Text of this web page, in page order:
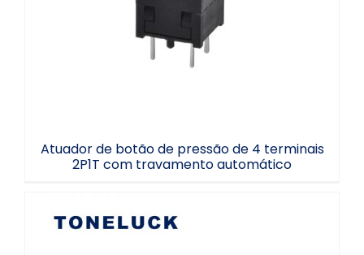
automático
Atuador de botão de pressão de 4 terminais
2P1T com travamento automático